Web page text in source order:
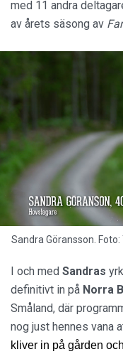
med 11 andra
av årets säsong av
Sandra Göransson. Foto:
I och med Sandras
definitivt in på Norra
Småland, där
nog just hennes vana
kliver in på gården